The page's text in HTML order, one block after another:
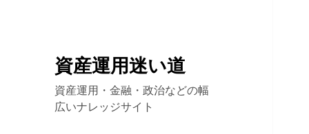
資産運用迷い道
資産運用・金融・政治などの幅
広いナレッジサイト